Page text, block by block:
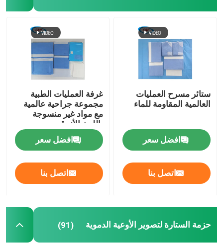
اطلب اقتباس
الستائر الجراحية المستخدمة لمرة واحدة
ثوب جراحي يمكن التخلص منه
حزمة الأقمشة للجراحة العامة
حزمة الستارة لتصوير الأوعية الدموية
ستائر مسرح العمليات
العالمية المقاومة للماء
افضل سعر
اتصل بنا
غرفة العمليات الطبية
مجموعة جراحية عالمية
مع مواد غير منسوجة
باللون الأزرق
افضل سعر
اتصل بنا
حزمة الستارة لتصوير الأوعية الدموية (91)